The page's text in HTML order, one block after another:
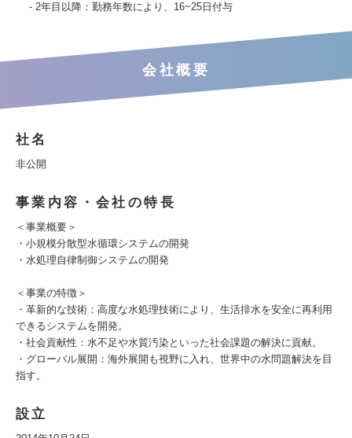
- 2年目以降：勤務年数により、16~25日付与
会社概要
社名
非公開
事業内容・会社の特長
＜事業概要＞
・小規模分散型水循環システムの開発
・水処理自律制御システムの開発
＜事業の特徴＞
・革新的な技術：高度な水処理技術により、生活排水を安全に再利用
できるシステムを開発。
・社会貢献性：水不足や水質汚染といった社会課題の解決に貢献。
・グローバル展開：海外展開も視野に入れ、世界中の水問題解決を目
指す。
設立